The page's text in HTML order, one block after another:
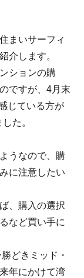
まいサーフィ
介します。
ションの購
ですが、4月末
じている方が
た。
うなので、購
に注意したい
、購入の選択
など買い手に
どきミッド・
年にかけて湾